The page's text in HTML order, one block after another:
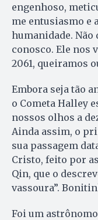
engenhoso,
me entusiasmo e
humanidade. Não
conosco. Ele nos
2061, queiramos
Embora seja tão
o Cometa Halley
nossos olhos a
Ainda assim, o
sua passagem
Cristo, feito por
Qin, que o
vassoura”.
Foi um